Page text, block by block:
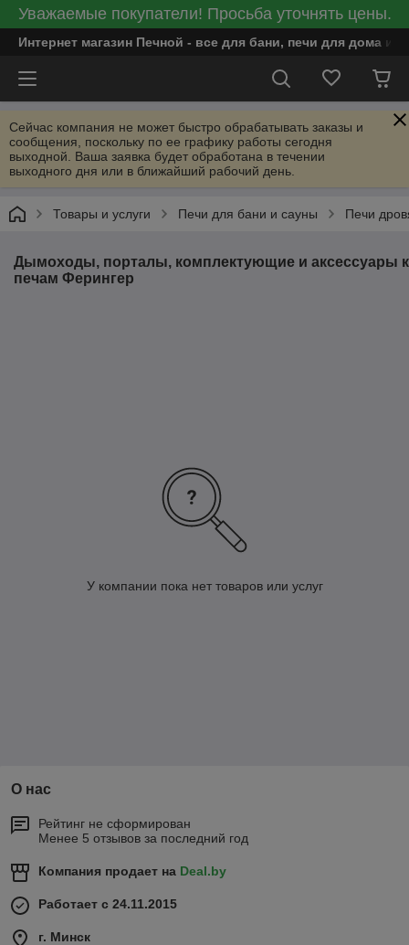
Уважаемые покупатели! Просьба уточнять цены.
Интернет магазин Печной - все для бани, печи для дома и
Сейчас компания не может быстро обрабатывать заказы и
сообщения, поскольку по ее графику работы сегодня
выходной. Ваша заявка будет обработана в течении
выходного дня или в ближайший рабочий день.
Товары и услуги Печи для бани и сауны Печи
Дымоходы, порталы, комплектующие и аксессуары к
печам Ферингер
У компании пока нет товаров или услуг
О нас
Рейтинг не сформирован
Менее 5 отзывов за последний год
Компания продает на Deal.by
Работает с 24.11.2015
г. Минск